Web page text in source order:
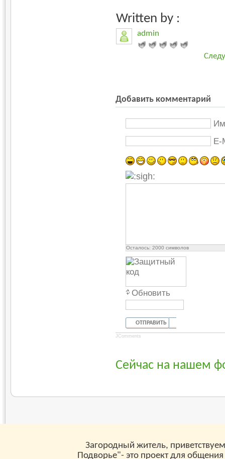
Written by :
admin
Добавить комментарий
E-
Осталось: 2000 символов
Обновить
ОТПРАВИТЬ
JComments
Сейчас на нашем
Загородный житель,
Подворье"- это проект для